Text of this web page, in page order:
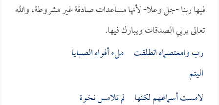
فيها ربنا -جل وعلا- لأنها مساعدات صادقة غير مشروطة، والله
تعالى يربي الصدقات ويبارك فيها.
رب وامعتصماه انطلقت ملء أفواه الصبايا
اليتم
لامست أسماعهم لكنها لم تلامس نخوة